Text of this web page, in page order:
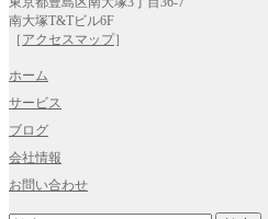
南大塚T&Tビル6F
［ アクセスマップ］
ホーム
サービス
ブログ
会社情報
お問い合わせ